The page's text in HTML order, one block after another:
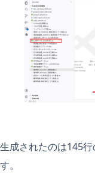
生成されたのは145
す。